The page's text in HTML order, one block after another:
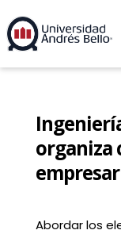
organiza
Abordar los